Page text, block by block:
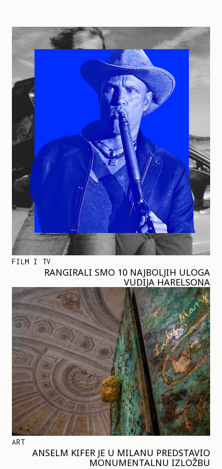
FILM I TV
RANGIRALI SMO 10 NAJBOLJIH ULOGA
VUDIJA HARELSONA
ART
ANSELM KIFER JE U MILANU PREDSTAVIO
MONUMENTALNU IZLOŽBU